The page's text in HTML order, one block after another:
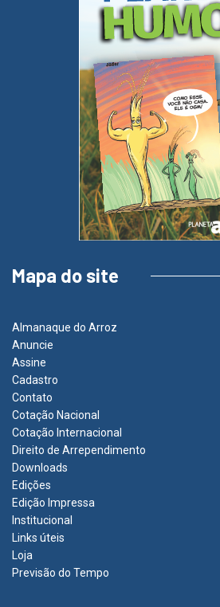
Mapa do site
Almanaque do Arroz
Anuncie
Assine
Cadastro
Contato
Cotação Nacional
Cotação Internacional
Direito de Arrependimento
Downloads
Edições
Edição Impressa
Institucional
Links úteis
Loja
Previsão do Tempo